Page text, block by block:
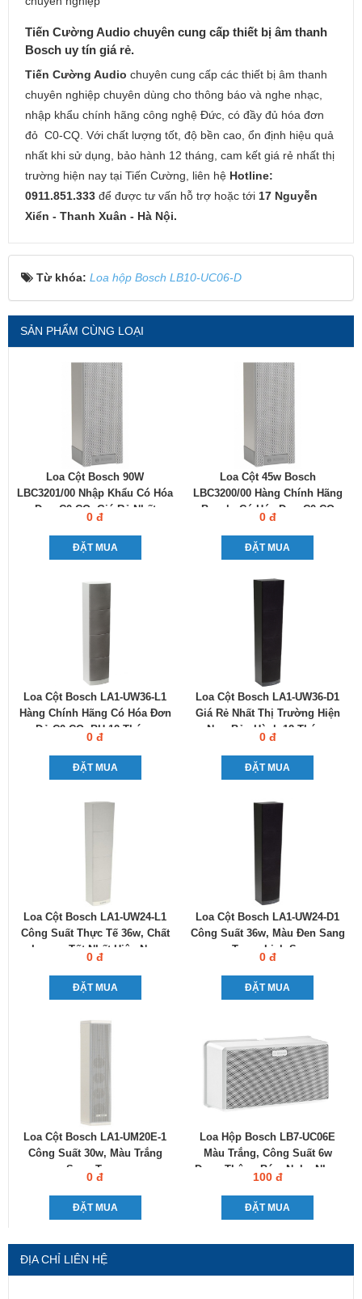
Tiến Cường Audio chuyên cung cấp thiết bị âm thanh
Bosch uy tín giá rẻ.
Tiến Cường Audio chuyên cung cấp các thiết bị âm thanh
chuyên nghiệp chuyên dùng cho thông báo và nghe nhạc,
nhập khẩu chính hãng công nghệ Đức, có đầy đủ hóa đơn
đỏ C0-CQ. Với chất lượng tốt, độ bền cao, ổn định hiệu quả
nhất khi sử dụng, bảo hành 12 tháng, cam kết giá rẻ nhất thị
trường hiện nay tại Tiến Cường, liên hệ Hotline:
0911.851.333 để được tư vấn hỗ trợ hoặc tới 17 Nguyễn
Xiển - Thanh Xuân - Hà Nội.
Từ khóa: Loa hộp Bosch LB10-UC06-D
SẢN PHẨM CÙNG LOẠI
Loa Cột Bosch 90W
LBC3201/00 Nhập Khẩu Có Hóa
Đơn C0-CQ, Giá Rẻ Nhất
0 đ
ĐẶT MUA
Loa Cột 45w Bosch
LBC3200/00 Hàng Chính Hãng
Bosch, Có Hóa Đơn C0-CQ
0 đ
ĐẶT MUA
Loa Cột Bosch LA1-UW36-L1
Hàng Chính Hãng Có Hóa Đơn
Đỏ C0-CQ, BH 12 Tháng
0 đ
ĐẶT MUA
Loa Cột Bosch LA1-UW36-D1
Giá Rẻ Nhất Thị Trường Hiện
Nay, Bảo Hành 12 Tháng
0 đ
ĐẶT MUA
Loa Cột Bosch LA1-UW24-L1
Công Suất Thực Tế 36w, Chất
Lượng Tốt Nhất Hiện Nay
0 đ
ĐẶT MUA
Loa Cột Bosch LA1-UW24-D1
Công Suất 36w, Màu Đen Sang
Trọng Lịch Sự
0 đ
ĐẶT MUA
Loa Cột Bosch LA1-UM20E-1
Công Suất 30w, Màu Trắng
Sang Trọng
0 đ
ĐẶT MUA
Loa Hộp Bosch LB7-UC06E
Màu Trắng, Công Suất 6w
Dung Thông Báo, Nghe Nhạc
100 đ
ĐẶT MUA
ĐỊA CHỈ LIÊN HỆ